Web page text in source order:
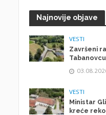
Najnovije objave
VESTI
Završeni
Tabanovcu
VESTI
Ministar
kreće